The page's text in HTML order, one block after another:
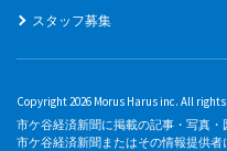
スタッフ募集
Copyright 2026 Morus Harus inc. All
市ケ谷経済新聞に掲載の記事・写真
市ケ谷経済新聞またはその情報提供者